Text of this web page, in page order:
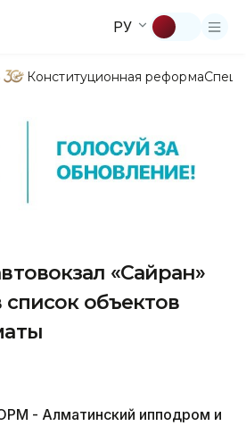
РУ
Конституционная реформа
«Сайран»
список объектов
- Алматинский ипподром и